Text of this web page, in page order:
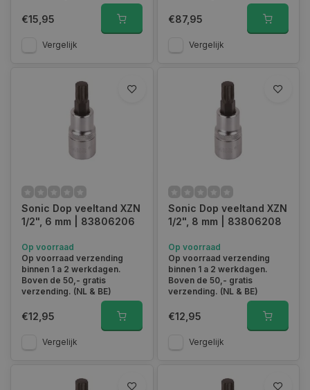
€15,95
Vergelijk
€87,95
Vergelijk
Sonic Dop veeltand XZN
1/2", 6 mm | 83806206
Op voorraad
Op voorraad verzending
binnen 1 a 2 werkdagen.
Boven de 50,- gratis
verzending. (NL & BE)
€12,95
Vergelijk
Sonic Dop veeltand XZN
1/2", 8 mm | 83806208
Op voorraad
Op voorraad verzending
binnen 1 a 2 werkdagen.
Boven de 50,- gratis
verzending. (NL & BE)
€12,95
Vergelijk